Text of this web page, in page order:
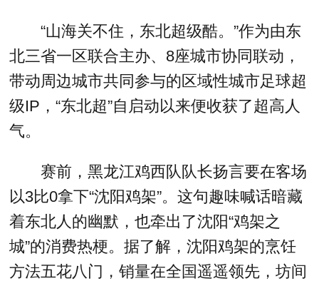
“山海关不住，东北超级酷。”作为由东
北三省一区联合主办、8座城市协同联动，
带动周边城市共同参与的区域性城市足球超
级IP，“东北超”自启动以来便收获了超高人
气。
赛前，黑龙江鸡西队队长扬言要在客场
以3比0拿下“沈阳鸡架”。这句趣味喊话暗藏
着东北人的幽默，也牵出了沈阳“鸡架之
城”的消费热梗。据了解，沈阳鸡架的烹饪
方法五花八门，销量在全国遥遥领先，坊间